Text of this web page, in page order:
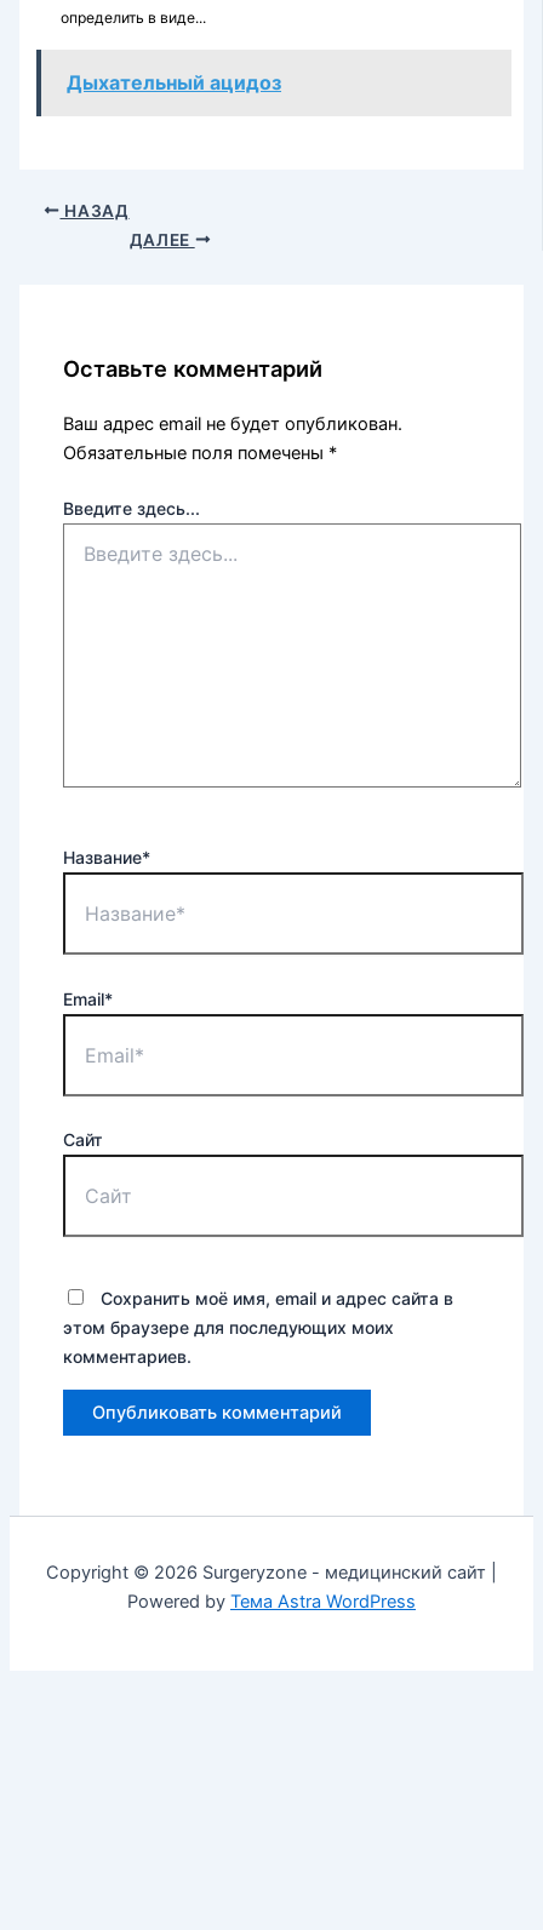
определить в виде...
Дыхательный ацидоз
НАЗАД
ДАЛЕЕ
Оставьте комментарий
Ваш адрес email не будет опубликован.
Обязательные поля помечены *
Введите здесь...
Название*
Email*
Сайт
Сохранить моё имя, email и адрес сайта в
этом браузере для последующих моих
комментариев.
Copyright © 2026 Surgeryzone - медицинский сайт |
Powered by Тема Astra WordPress